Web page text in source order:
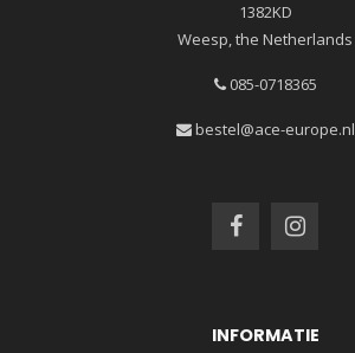
1382KD
Weesp, the Netherlands
085-0718365
bestel@ace-europe.nl
INFORMATIE